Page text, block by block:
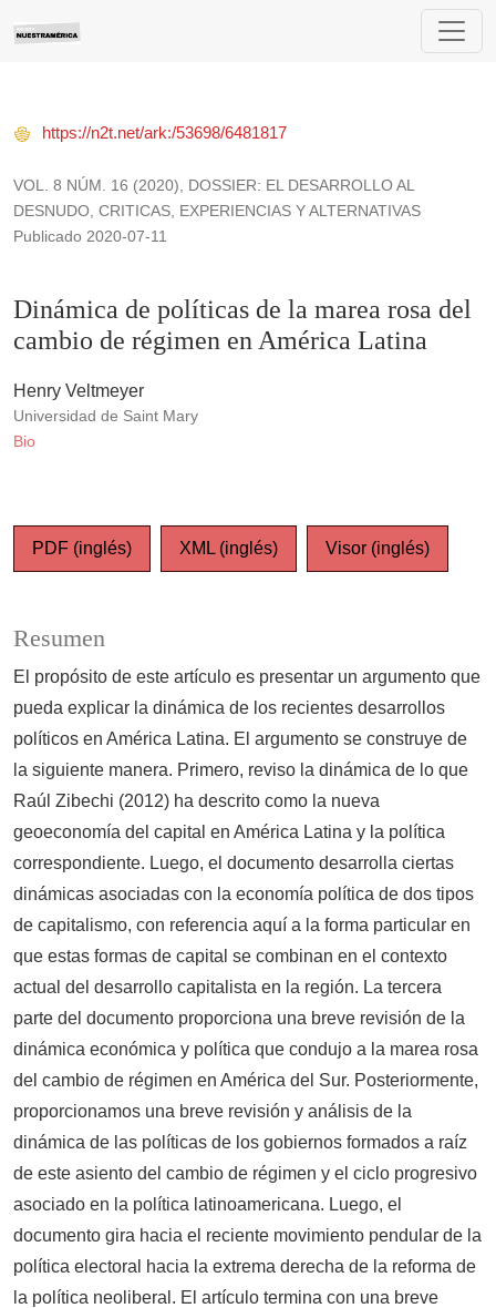
Dinámica de políticas de la marea rosa del cambio de
VOL. 8 NÚM. 16 (2020)
DOSSIER: EL DESARROLLO AL
DESNUDO, CRITICAS, EXPERIENCIAS Y ALTERNATIVAS
Dinámica de políticas de la marea rosa del
cambio de régimen en América Latina
https://n2t.net/ark:/53698/6481817
Publicado 2020-07-11
Henry Veltmeyer
Universidad de Saint Mary
Bio
PDF (inglés) XML (inglés) Visor (inglés)
Resumen
El propósito de este artículo es presentar un argumento que
pueda explicar la dinámica de los recientes desarrollos
políticos en América Latina. El argumento se construye de
la siguiente manera. Primero, reviso la dinámica de lo que
Raúl Zibechi (2012) ha descrito como la nueva
geoeconomía del capital en América Latina y la política
correspondiente. Luego, el documento desarrolla ciertas
dinámicas asociadas con la economía política de dos tipos
de capitalismo, con referencia aquí a la forma particular en
que estas formas de capital se combinan en el contexto
actual del desarrollo capitalista en la región. La tercera
parte del documento proporciona una breve revisión de la
dinámica económica y política que condujo a la marea rosa
del cambio de régimen en América del Sur. Posteriormente,
proporcionamos una breve revisión y análisis de la
dinámica de las políticas de los gobiernos formados a raíz
de este asiento del cambio de régimen y el ciclo progresivo
asociado en la política latinoamericana. Luego, el
documento gira hacia el reciente movimiento pendular de la
política electoral hacia la extrema derecha de la reforma de
la política neoliberal. El artículo termina con una breve